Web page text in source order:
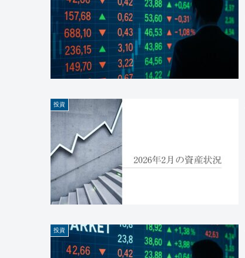
投資
投資